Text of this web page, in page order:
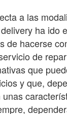
a las
ha ido
de hacerse
de
que
ciosy que,